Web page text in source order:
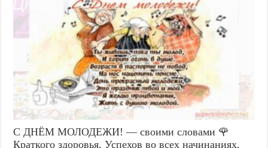
С ДНЁМ МОЛОДЕЖИ! — своими словами 🌹
Краткого здоровья, Успехов во всех начинаниях,